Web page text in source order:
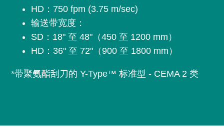
HD：750 fpm (3.75 m/sec)
输送带宽度：
SD：18" 至 48"（450 至 1200 mm）
HD：36" 至 72"（900 至 1800 mm）
*带聚氨酯刮刀的 Y-Type™ 标准型 - CEMA 2 类